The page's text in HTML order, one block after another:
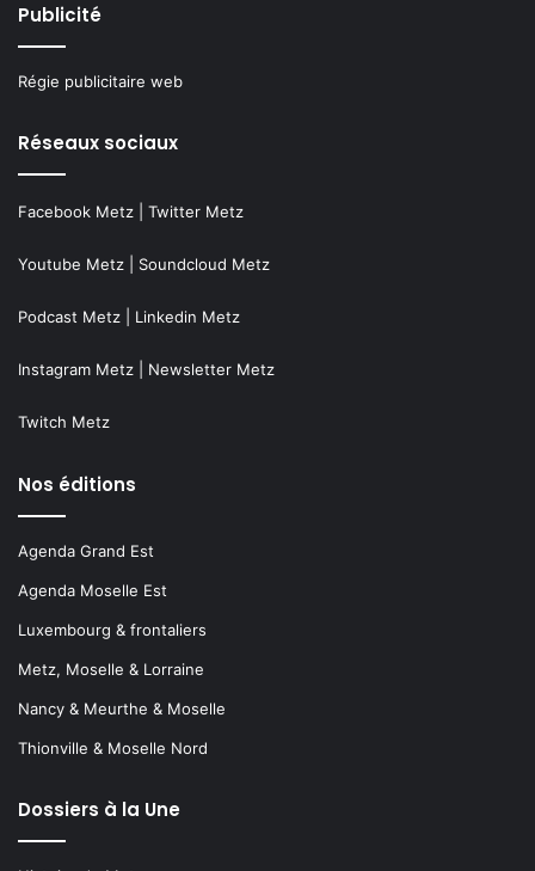
Publicité
Régie publicitaire web
Réseaux sociaux
Facebook Metz Twitter Metz
Youtube Metz Soundcloud Metz
Podcast Metz Linkedin Metz
Instagram Metz Newsletter Metz
Twitch Metz
Nos éditions
Agenda Grand Est
Agenda Moselle Est
Luxembourg & frontaliers
Metz, Moselle & Lorraine
Nancy & Meurthe & Moselle
Thionville & Moselle Nord
Dossiers à la Une